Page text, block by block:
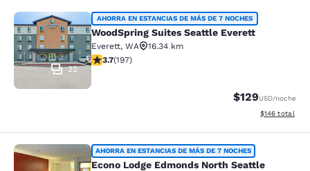
WoodSpring Suites Seattle Everett
22
AHORRA EN ESTANCIAS DE MÁS DE 7 NOCHES
WoodSpring Suites Seattle Everett
Everett, WA
16.34 km
Calificación de 3.7 estrellas. Bueno. 197 reseñas
3.7(197)
$129USD/noche
Ver detalles
$146 total
Econo Lodge Edmonds North
AHORRA EN ESTANCIAS DE MÁS DE 7 NOCHES
Econo Lodge Edmonds North Seattle